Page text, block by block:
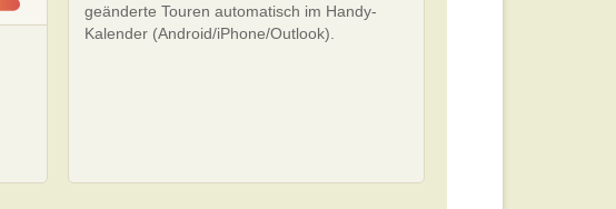
geänderte Touren automatisch im Handy-
Kalender (Android/iPhone/Outlook).